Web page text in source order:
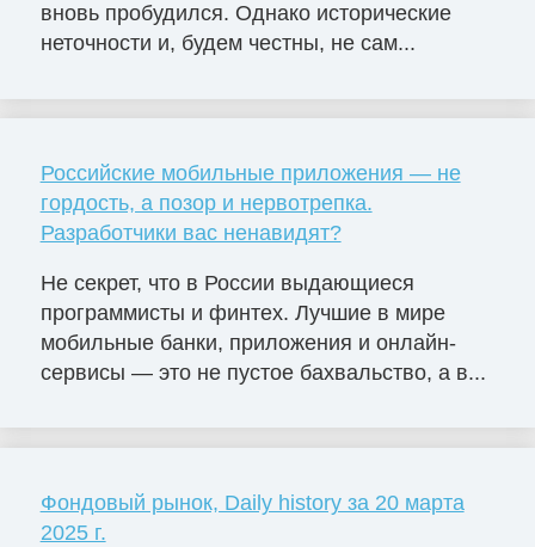
вновь пробудился. Однако исторические
неточности и, будем честны, не сам...
Российские мобильные приложения — не
гордость, а позор и нервотрепка.
Разработчики вас ненавидят?
Не секрет, что в России выдающиеся
программисты и финтех. Лучшие в мире
мобильные банки, приложения и онлайн-
сервисы — это не пустое бахвальство, а в...
Фондовый рынок, Daily history за 20 марта
2025 г.